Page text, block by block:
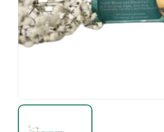
u
t
o